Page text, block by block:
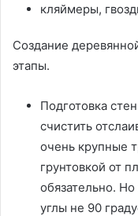
кляймеры,
Создание
этапы.
Подготовка
счистить
очень крупные
грунтовкой от
обязательно.
углы не 90